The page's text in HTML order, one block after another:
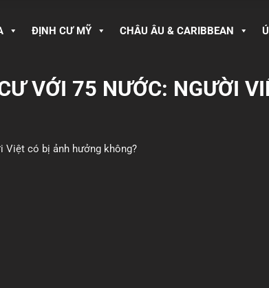
ĐỊNH CƯ MỸ CHÂU ÂU & CARIBBEAN
VỚI 75 NƯỚC: NGƯỜI
Việt có bị ảnh hưởng không?